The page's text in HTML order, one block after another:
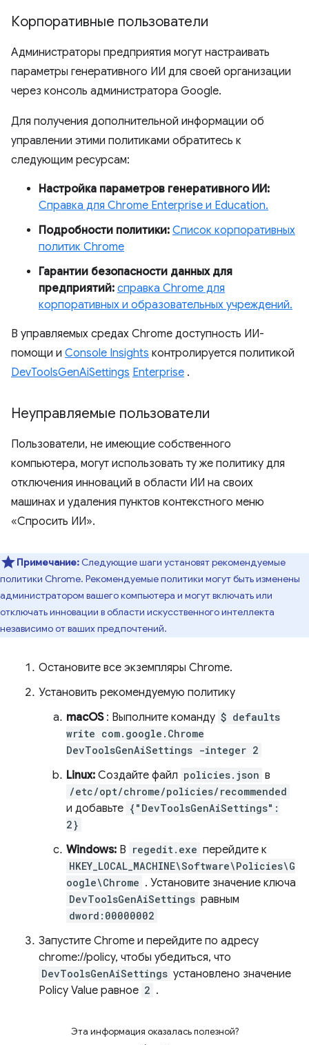
Корпоративные пользователи
Администраторы предприятия могут настраивать
параметры генеративного ИИ для своей организации
через консоль администратора Google.
Для получения дополнительной информации об
управлении этими политиками обратитесь к
следующим ресурсам:
Настройка параметров генеративного ИИ:
Справка для Chrome Enterprise и Education.
Подробности политики: Список корпоративных
политик Chrome
Гарантии безопасности данных для
предприятий: справка Chrome для
корпоративных и образовательных учреждений.
В управляемых средах Chrome доступность ИИ-
помощи и Console Insights контролируется политикой
DevToolsGenAiSettings Enterprise .
Неуправляемые пользователи
Пользователи, не имеющие собственного
компьютера, могут использовать ту же политику для
отключения инноваций в области ИИ на своих
машинах и удаления пунктов контекстного меню
«Спросить ИИ».
Примечание: Следующие шаги установят рекомендуемые
политики Chrome. Рекомендуемые политики могут быть изменены
администратором вашего компьютера и могут включать или
отключать инновации в области искусственного интеллекта
независимо от ваших предпочтений.
Остановите все экземпляры Chrome.
Установить рекомендуемую политику
macOS: Выполните команду $ defaults
write com.google.Chrome
DevToolsGenAiSettings -integer 2
Linux: Создайте файл policies.json в
/etc/opt/chrome/policies/recommended
и добавьте {"DevToolsGenAiSettings":
2}
Windows: В regedit.exe перейдите к
HKEY_LOCAL_MACHINE\Software\Policies\G
oogle\Chrome . Установите значение ключа
DevToolsGenAiSettings равным
dword:00000002
Запустите Chrome и перейдите по адресу
chrome://policy, чтобы убедиться, что
DevToolsGenAiSettings установлено значение
Policy Value равное 2 .
Эта информация оказалась полезной?